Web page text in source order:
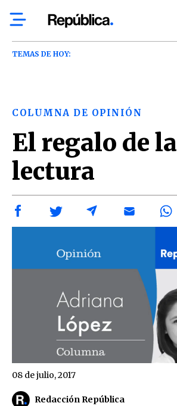
TEMAS DE HOY:
COLUMNA DE OPINIÓN
El regalo de la
lectura
Redacción República
08 de julio, 2017